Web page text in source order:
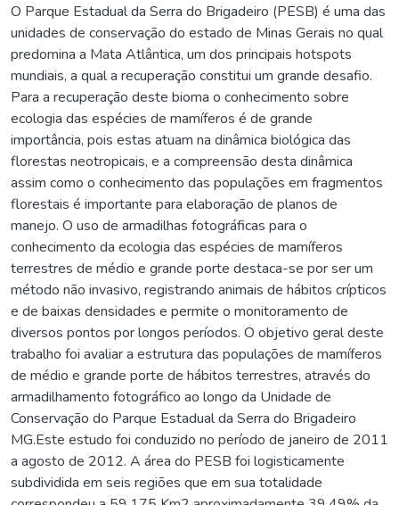
O Parque Estadual da Serra do Brigadeiro (PESB) é uma das
unidades de conservação do estado de Minas Gerais no qual
predomina a Mata Atlântica, um dos principais hotspots
mundiais, a qual a recuperação constitui um grande desafio.
Para a recuperação deste bioma o conhecimento sobre
ecologia das espécies de mamíferos é de grande
importância, pois estas atuam na dinâmica biológica das
florestas neotropicais, e a compreensão desta dinâmica
assim como o conhecimento das populações em fragmentos
florestais é importante para elaboração de planos de
manejo. O uso de armadilhas fotográficas para o
conhecimento da ecologia das espécies de mamíferos
terrestres de médio e grande porte destaca-se por ser um
método não invasivo, registrando animais de hábitos crípticos
e de baixas densidades e permite o monitoramento de
diversos pontos por longos períodos. O objetivo geral deste
trabalho foi avaliar a estrutura das populações de mamíferos
de médio e grande porte de hábitos terrestres, através do
armadilhamento fotográfico ao longo da Unidade de
Conservação do Parque Estadual da Serra do Brigadeiro
MG.Este estudo foi conduzido no período de janeiro de 2011
a agosto de 2012. A área do PESB foi logisticamente
subdividida em seis regiões que em sua totalidade